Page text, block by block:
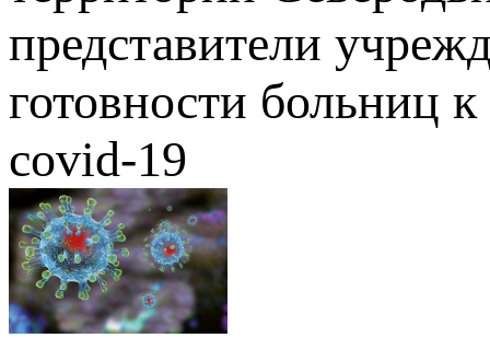
представители
готовности больниц
covid-19